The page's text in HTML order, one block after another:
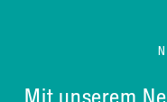
Mit unserem